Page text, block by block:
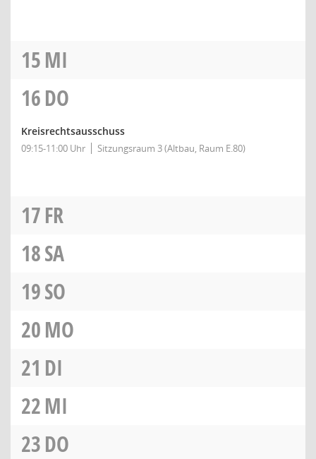
15MI
16DO
Kreisrechtsausschuss
09:15-11:00 Uhr Sitzungsraum 3 (Altbau, Raum E.80)
17FR
18SA
19SO
20MO
21 DI
22MI
23DO